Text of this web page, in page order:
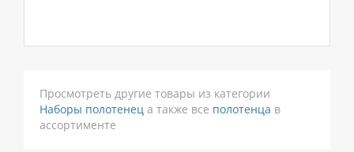
Просмотреть другие товары из категории
Наборы полотенец а также все полотенца в
ассортименте